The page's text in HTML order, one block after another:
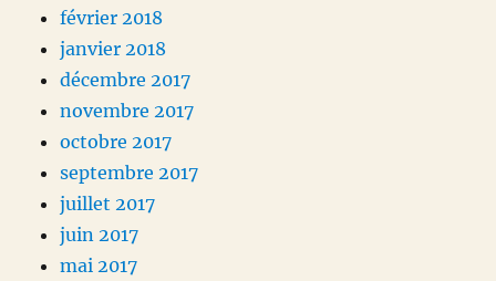
février 2018
janvier 2018
décembre 2017
novembre 2017
octobre 2017
septembre 2017
juillet 2017
juin 2017
mai 2017